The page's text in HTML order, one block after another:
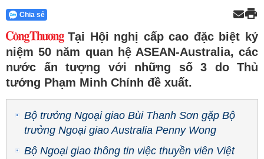
Chia sẻ
Tại Hội nghị cấp cao đặc biệt kỷ
niệm 50 năm quan hệ ASEAN-Australia, các
nước ấn tượng với những số 3 do Thủ
tướng Phạm Minh Chính đề xuất.
Bộ trưởng Ngoại giao Bùi Thanh Sơn gặp Bộ
trưởng Ngoại giao Australia Penny Wong
Bộ Ngoại giao thông tin việc thuyền viên Việt